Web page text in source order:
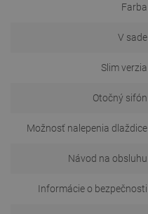
Farba
V sade
Slim verzia
Otočný sifón
Možnosť nalepenia dlaždice
Návod na obsluhu
Informácie o bezpečnosti